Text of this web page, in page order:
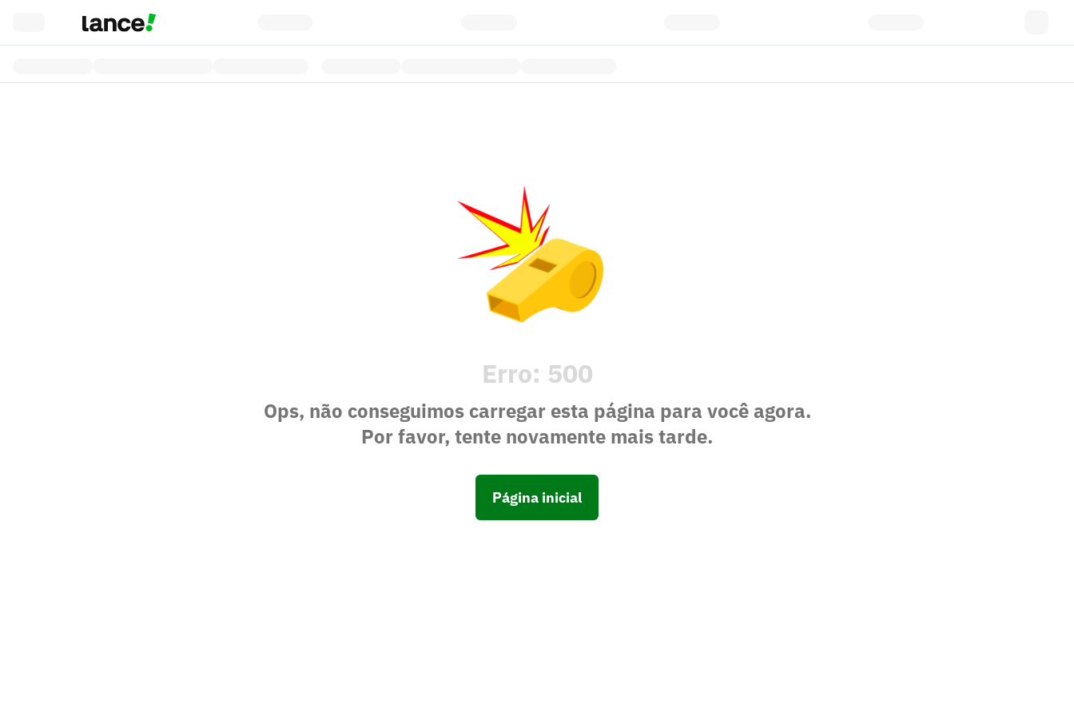
Erro: 500
Ops, não conseguimos carregar esta página para você agora.
Por favor, tente novamente mais tarde.
Página inicial